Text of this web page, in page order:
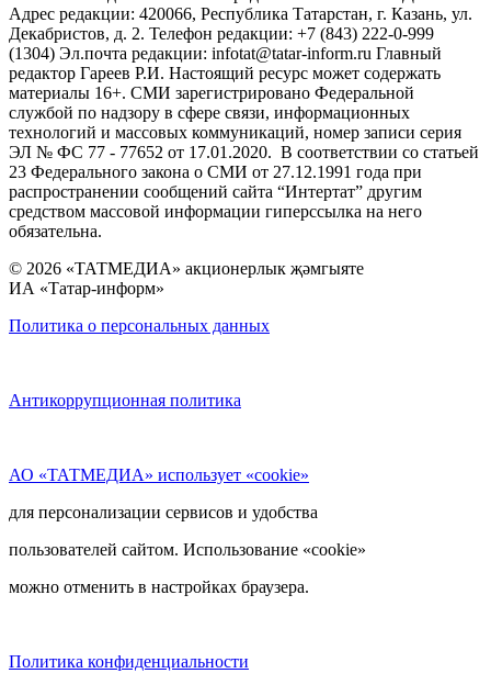
Адрес редакции: 420066, Республика Татарстан, г. Казань, ул.
Декабристов, д. 2. Телефон редакции: +7 (843) 222-0-999
(1304) Эл.почта редакции: infotat@tatar-inform.ru Главный
редактор Гареев Р.И. Настоящий ресурс может содержать
материалы 16+. СМИ зарегистрировано Федеральной
службой по надзору в сфере связи, информационных
технологий и массовых коммуникаций, номер записи серия
ЭЛ № ФС 77 - 77652 от 17.01.2020. В соответствии со статьей
23 Федерального закона о СМИ от 27.12.1991 года при
распространении сообщений сайта “Интертат” другим
средством массовой информации гиперссылка на него
обязательна.
© 2026 «ТАТМЕДИА» акционерлык җәмгыяте
ИА «Татар-информ»
Политика о персональных данных
Антикоррупционная политика
АО «ТАТМЕДИА» использует «cookie»
для персонализации сервисов и удобства
пользователей сайтом. Использование «cookie»
можно отменить в настройках браузера.
Политика конфиденциальности